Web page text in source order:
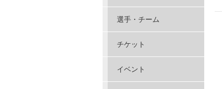
選手・チーム
チケット
イベント